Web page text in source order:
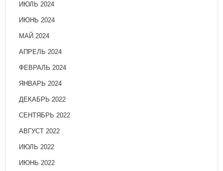
ИЮЛЬ 2024
ИЮНЬ 2024
МАЙ 2024
АПРЕЛЬ 2024
ФЕВРАЛЬ 2024
ЯНВАРЬ 2024
ДЕКАБРЬ 2022
СЕНТЯБРЬ 2022
АВГУСТ 2022
ИЮЛЬ 2022
ИЮНЬ 2022